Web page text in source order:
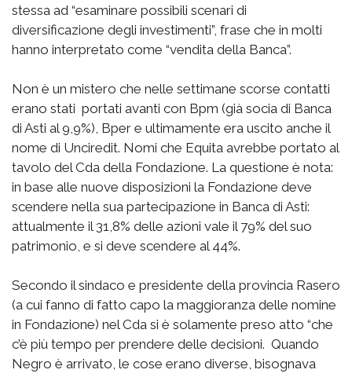
stessa ad “esaminare possibili scenari di
diversificazione degli investimenti”, frase che in molti
hanno interpretato come “vendita della Banca”.
Non è un mistero che nelle settimane scorse contatti
erano stati portati avanti con Bpm (già socia di Banca
di Asti al 9,9%), Bper e ultimamente era uscito anche il
nome di Unciredit. Nomi che Equita avrebbe portato al
tavolo del Cda della Fondazione. La questione è nota:
in base alle nuove disposizioni la Fondazione deve
scendere nella sua partecipazione in Banca di Asti:
attualmente il 31,8% delle azioni vale il 79% del suo
patrimonio, e si deve scendere al 44%.
Secondo il sindaco e presidente della provincia Rasero
(a cui fanno di fatto capo la maggioranza delle nomine
in Fondazione) nel Cda si è solamente preso atto “che
c’è più tempo per prendere delle decisioni. Quando
Negro è arrivato, le cose erano diverse, bisognava